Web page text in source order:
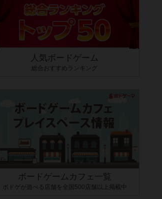
人気ボードゲーム
総合おすすめランキング
ボードゲームカフェ一覧
ボドゲが遊べる店舗を全国500店舗以上掲載中